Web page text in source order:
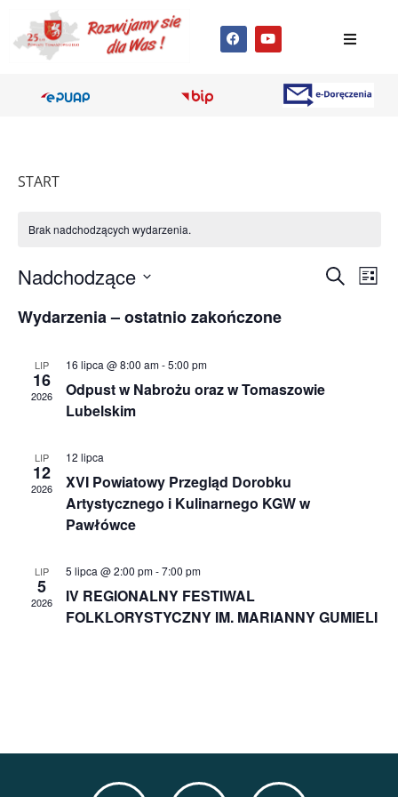
START
Brak nadchodzących wydarzenia.
SzukajLista
Nadchodzące
datę.
Wydarzenia – ostatnio zakończone
LIP
16
2026
16 lipca @ 8:00 am-5:00 pm
Odpust w Nabrożu oraz w Tomaszowie
Lubelskim
LIP
12
2026
12 lipca
XVI Powiatowy Przegląd Dorobku
Artystycznego i Kulinarnego KGW w
Pawłówce
LIP
5
2026
5 lipca @ 2:00 pm-7:00 pm
IV REGIONALNY FESTIWAL
FOLKLORYSTYCZNY IM. MARIANNY GUMIELI